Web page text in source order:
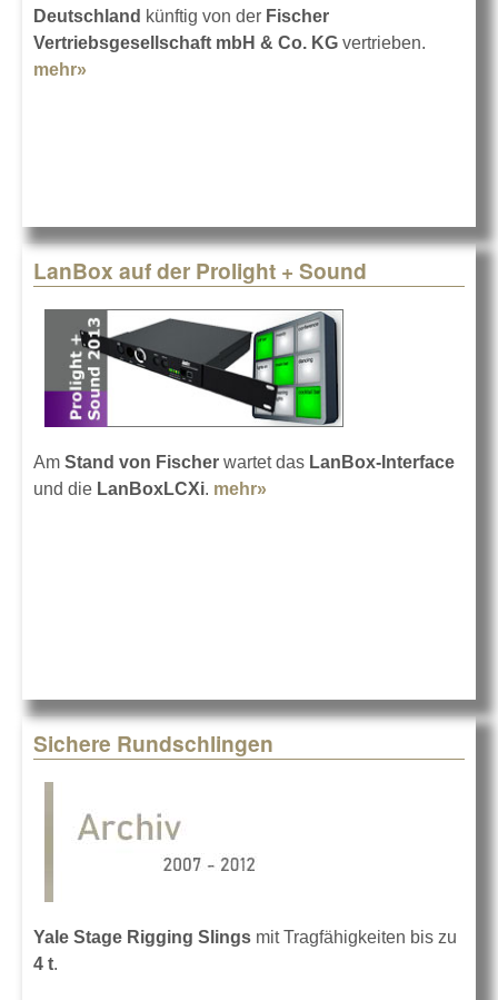
Deutschland künftig von der Fischer
Vertriebsgesellschaft mbH & Co. KG vertrieben.
mehr»
LanBox auf der Prolight + Sound
Am Stand von Fischer wartet das LanBox-Interface
und die LanBoxLCXi. mehr»
Sichere Rundschlingen
Yale Stage Rigging Slings mit Tragfähigkeiten bis zu
4 t.